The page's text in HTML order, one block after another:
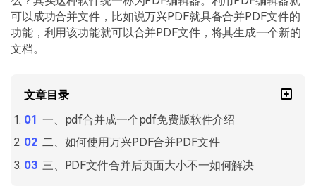
PDF批量工具
PDF提取页面
PDF页面调整
PDF注释
产品资讯
01.热门软件
查看更多 >
可以成功合并文件，比如说万兴PDF就具备合并PDF文件的
功能，利用该功能就可以合并PDF文件，将其生成一个新的
文档。
文章目录
一、pdf合并成一个pdf免费版软件介绍
二、如何使用万兴PDF合并PDF文件
三、PDF文件合并后页面大小不一如何解决